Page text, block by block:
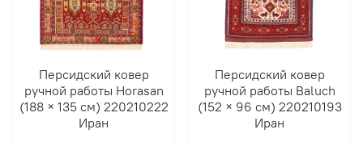
Персидский ковер
ручной работы Horasan
(188 × 135 см) 220210222
Иран
Персидский ковер
ручной работы Baluch
(152 × 96 см) 220210193
Иран